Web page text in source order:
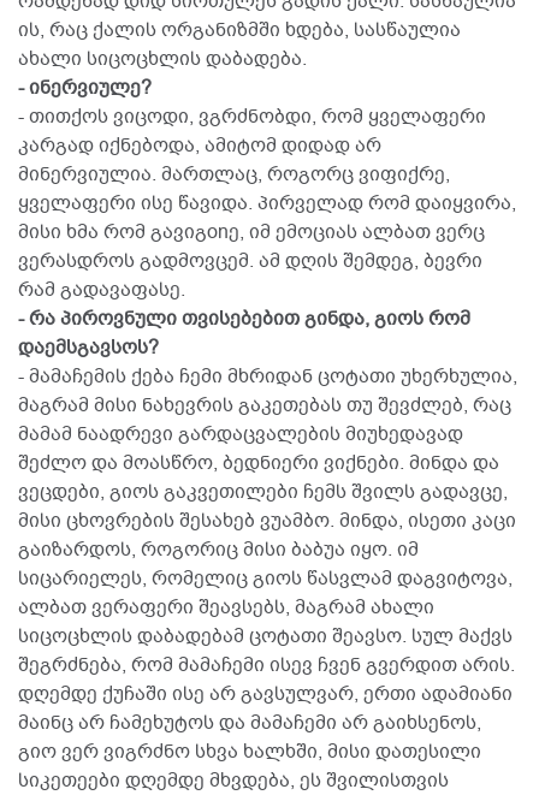
ის, რაც ქალის ორგანიზმში ხდება, სასწაულია
ახალი სიცოცხლის დაბადება.
- ინერვიულე?
- თითქოს ვიცოდი, ვგრძნობდი, რომ ყველაფერი
კარგად იქნებოდა, ამიტომ დიდად არ
მინერვიულია. მართლაც, როგორც ვიფიქრე,
ყველაფერი ისე წავიდა. პირველად რომ დაიყვირა,
მისი ხმა რომ გავიგonე, იმ ემოციას ალბათ ვერც
ვერასდროს გადმოვცემ. ამ დღის შემდეგ, ბევრი
რამ გადავაფასე.
- რა პიროვნული თვისებებით გინდა, გიოს რომ
დაემსგავსოს?
- მამაჩემის ქება ჩემი მხრიდან ცოტათი უხერხულია,
მაგრამ მისი ნახევრის გაკეთებას თუ შევძლებ, რაც
მამამ ნაადრევი გარდაცვალების მიუხედავად
შეძლო და მოასწრო, ბედნიერი ვიქნები. მინდა და
ვეცდები, გიოს გაკვეთილები ჩემს შვილს გადავცე,
მისი ცხოვრების შესახებ ვუამბო. მინდა, ისეთი კაცი
გაიზარდოს, როგორიც მისი ბაბუა იყო. იმ
სიცარიელეს, რომელიც გიოს წასვლამ დაგვიტოვა,
ალბათ ვერაფერი შეავსებს, მაგრამ ახალი
სიცოცხლის დაბადებამ ცოტათი შეავსო. სულ მაქვს
შეგრძნება, რომ მამაჩემი ისევ ჩვენ გვერდით არის.
დღემდე ქუჩაში ისე არ გავსულვარ, ერთი ადამიანი
მაინც არ ჩამეხუტოს და მამაჩემი არ გაიხსენოს,
გიო ვერ ვიგრძნო სხვა ხალხში, მისი დათესილი
სიკეთეები დღემდე მხვდება, ეს შვილისთვის